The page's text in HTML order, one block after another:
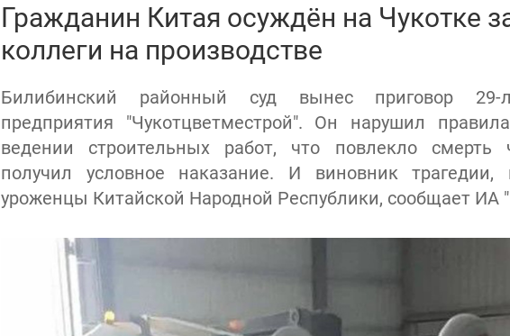
Гражданин Китая осуждён на Чукотке
коллеги на производстве
Билибинский районный суд вынес приговор 29-
предприятия "Чукотцветместрой". Он нарушил
ведении строительных работ, что повлекло смерть
получил условное наказание. И виновник
уроженцы Китайской Народной Республики, сообщает ИА